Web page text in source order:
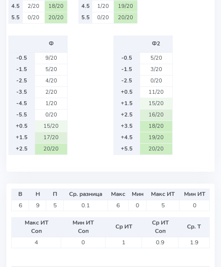
4.5
2/20
18/20
5.5
0/20 20/20
4.5
1/20
19/20
5.5
0/20 20/20
Ф
-0.5
9/20
-1.5
5/20
-2.5
4/20
-3.5
2/20
-4.5
1/20
-5.5
0/20
+0.5
15/20
+1.5
17/20
+2.5
20/20
Ф2
-0.5
5/20
-1.5
3/20
-2.5
0/20
+0.5
11/20
+1.5
15/20
+2.5
16/20
+3.5
18/20
+4.5
19/20
+5.5
20/20
В Н П Ср. разница Макс Мин Макс ИТ
Мин ИТ
6
9 5 0.1 6 0 5 0
Макс ИТ
Соп
Мин ИТ
Соп
Ср ИТ
Ср ИТ
Соп
Ср. Т
4
0 1 0.9 1.9